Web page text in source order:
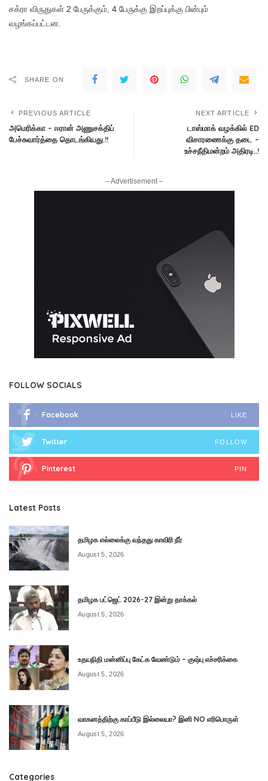
சக்ரா விருதுகள் 2 பேருக்கும், 4 பேருக்கு இறப்புக்கு பின்பும்
வழங்கப்பட்டன.
SHARE ON
PREVIOUS ARTICLE
அமெரிக்கா – ஈரான் அணுசக்திப்
பேச்சுவார்த்தை தொடங்கியது.!!
NEXT ARTICLE
டாஸ்மாக் வழக்கில் ED
விசாரணைக்கு தடை –
உச்சநீதிமன்றம் அதிரடி..!
– Advertisement –
FOLLOW SOCIALS
Facebook LIKE
Twitter FOLLOW
Pinterest PIN
Latest Posts
தமிழக எல்லைக்கு வந்தது காவிரி நீர்
August 5, 2026
தமிழக பட்ஜெட் 2026-27 இன்று தாக்கல்
August 5, 2026
உதயநிதி மன்னிப்பு கேட்க வேண்டும் – குஷ்பு எச்சரிக்கை
August 5, 2026
வாகனத்திற்கு காப்பீடு இல்லையா? இனி NO எரிபொருள்
August 5, 2026
Categories